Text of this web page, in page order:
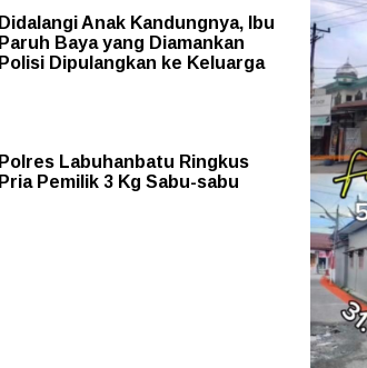
Didalangi Anak Kandungnya, Ibu
Paruh Baya yang Diamankan
Polisi Dipulangkan ke Keluarga
Polres Labuhanbatu Ringkus
Pria Pemilik 3 Kg Sabu-sabu